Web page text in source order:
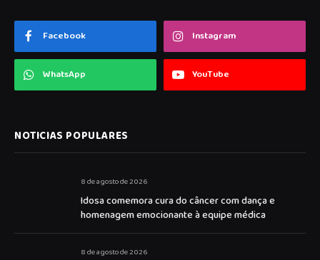
Facebook Instagram
WhatsApp YouTube
NOTICIAS POPULARES
8 de agosto de 2026
Idosa comemora cura do câncer com dança e
homenagem emocionante à equipe médica
8 de agosto de 2026